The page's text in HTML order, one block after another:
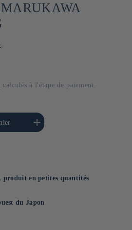
calculés à l'étape de paiement.
la quantité de
Default Title
produit en petites quantités
du Japon